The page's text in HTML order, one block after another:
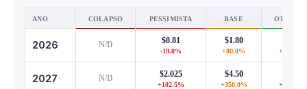
ANO COLAPSO PESSIMISTA BASE
2026 N/D $0.81
-19.0%
$1.80
+80.0% +296.0%
2027 N/D $2.025
+102.5%
$4.50
+350.0% +890.0%